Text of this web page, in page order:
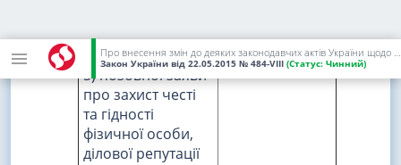
Про внесення змін до деяких законодавчих актів України щодо сплати судового збору
Закон України від 22.05.2015 № 484-VIII (Статус: Чинний)
5) позовної заяви
про захист честі
та гідності
фізичної особи,
ділової репутації